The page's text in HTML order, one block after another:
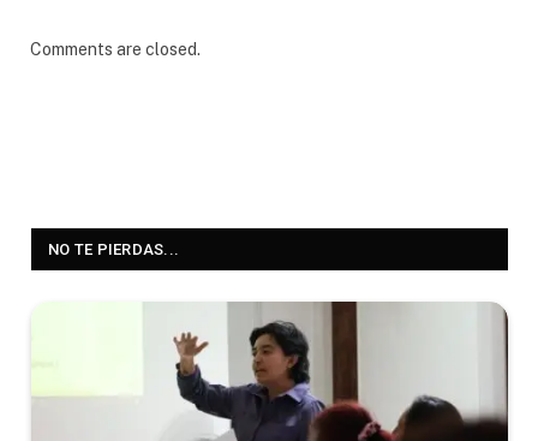
Comments are closed.
NO TE PIERDAS...